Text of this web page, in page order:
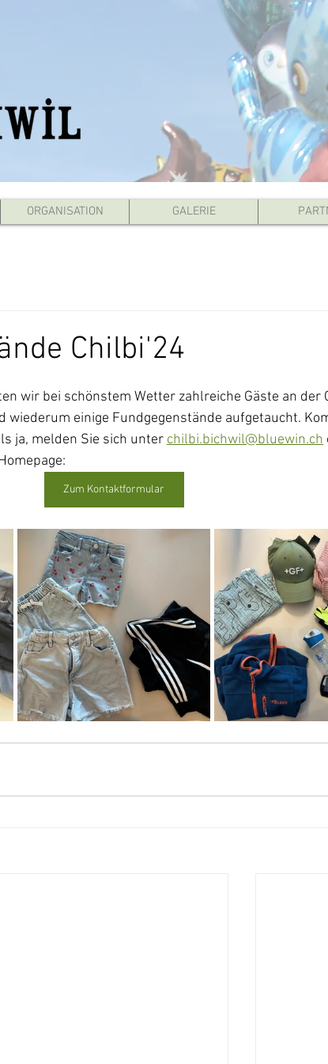
ORGANISATION GALERIE
Chilbi'24
wir bei schönstem Wetter zahlreiche Gäste an der
wiederum einige Fundgegenstände aufgetaucht.
ja, melden Sie sich unter chilbi.bichwil@bluewin.ch
Zum Kontaktformular